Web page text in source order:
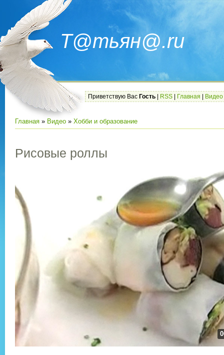
Т@тьян@.ru
Приветствую Вас Гость RSS Главная Видео
Главная » Видео » Хобби и образование
Рисовые роллы